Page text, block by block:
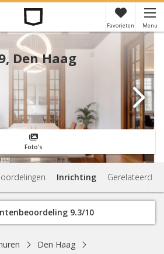
Favorieten Menu
×
Den Haag
Foto's
Inrichting Gerelateerd
9.3/10
beschikbaarheid
Den Haag